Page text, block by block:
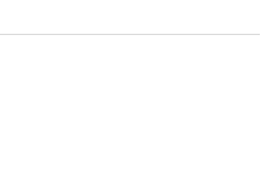
života, stručně v bodech.